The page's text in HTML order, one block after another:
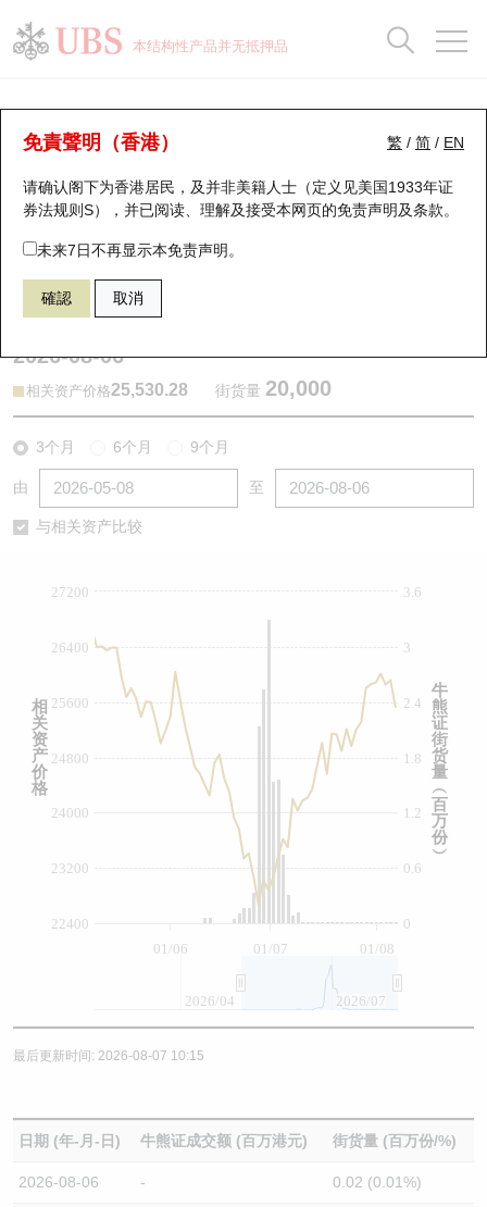
本结构性产品并无抵押品
繁 / 简 / EN
免責聲明（香港）
请确认阁下为香港居民，及并非美籍人士（定义见美国1933年证
券法规则S），并已阅读、理解及接受本网页的免责声明及条款。
未来7日不再显示本免责声明。
確認 取消
牛熊证分析仪
表现 街货统计 比较
54998 瑞银牛证 HSI 恒生指数
2026-08-06
相关资产价格25,530.28 街货量 20,000
3个月 6个月 9个月
由 至
与相关资产比较
01/07
01/06 01/08
0
0.6
1.2
1.8
2.4
3
3.6
24000
22400
23200
24800
25600
26400
27200
2026/04 2026/07
牛
熊
证
街
货
量
︵
百
万
份
︶
相
关
资
产
价
格
最后更新时间: 2026-08-07 10:15
日期 (年-月-日) 牛熊证成交额 (百万港元) 街货量 (百万份/%)
2026-08-06 - 0.02 (0.01%)
瑞银认股证一览
新发行瑞银认股证
即将到期认股证
认股证到期结算价查找
认股证分析仪
认股证/牛熊证日志
街货统计
比较
牛熊全景快搜
牛熊证搜寻
牛熊证街货分布图
正股牛熊证列表
新发行瑞银牛熊证
牛熊证到期结算价查找
牛熊证文件及公告
牛熊证文件及公告 (瑞信)
街货统计
比较
十大升幅/跌幅
十大认股证成交分布
十天股证占大市成交
资金流
街货统计
正股分析仪
二十大活跃股份
恒指成份股
国指成份股
科指成份股
中资ETFs溢价比较
收市竞价变化
持股比重
显示所有持股比重
每月轮证大市专题
轮证专栏
讲座及教育短片
认股证投资者教育
牛熊证投资者教育